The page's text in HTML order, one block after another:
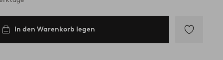
In den Warenkorb legen